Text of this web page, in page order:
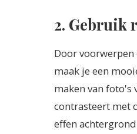
2. Gebruik
Door
maak je een
maken van foto's
contrasteert met
effen